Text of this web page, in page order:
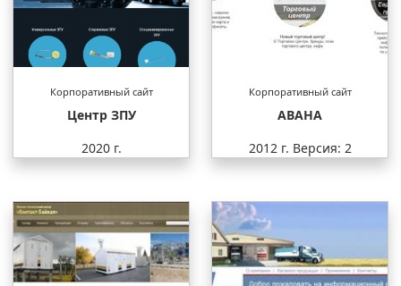
Корпоративный сайт
Центр ЗПУ
2020 г.
Корпоративный сайт
АВАНА
2012 г. Версия: 2